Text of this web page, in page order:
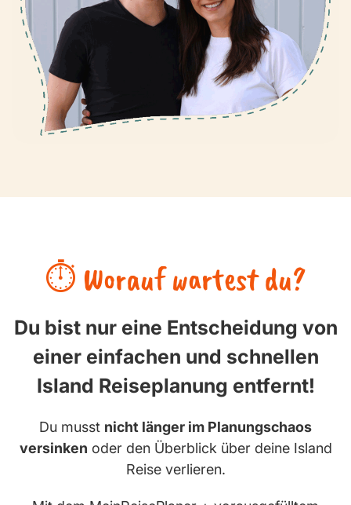
⏱️ Worauf wartest du?
Du bist nur eine Entscheidung von
einer einfachen und schnellen
Island Reiseplanung entfernt!
Du musst nicht länger im Planungschaos
versinken oder den Überblick über deine Island
Reise verlieren.